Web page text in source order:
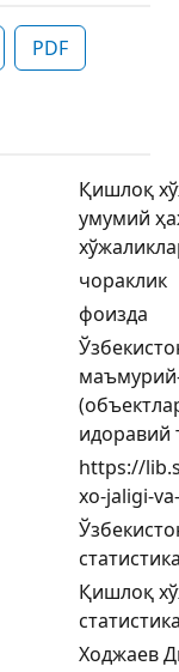
PDF
Қишлоқ
умумий
чораклик
фоизда
идоравий
https://
xo-jaligi-
Қишлоқ
Ходжаев